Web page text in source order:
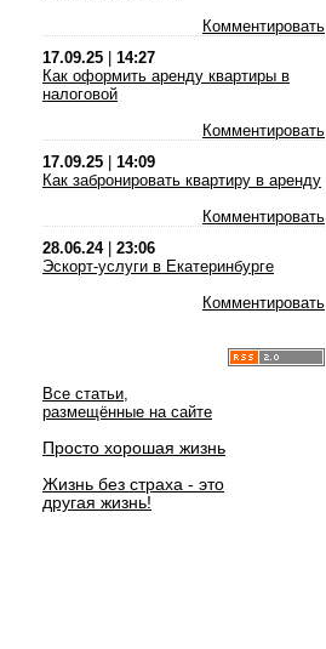
Комментировать
17.09.25
14:27
Как оформить аренду квартиры в
налоговой
Комментировать
17.09.25
14:09
Как забронировать квартиру в аренду
Комментировать
28.06.24| 23:06
Эскорт-услуги в Екатеринбурге
Комментировать
Все статьи,
размещённые на сайте
Просто хорошая жизнь
Жизнь без страха - это
другая жизнь!